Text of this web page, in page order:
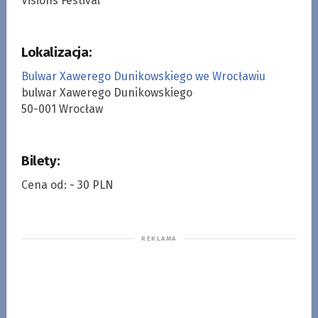
Lokalizacja:
Bulwar Xawerego Dunikowskiego we Wrocławiu
bulwar Xawerego Dunikowskiego
50-001 Wrocław
Bilety:
Cena od: - 30 PLN